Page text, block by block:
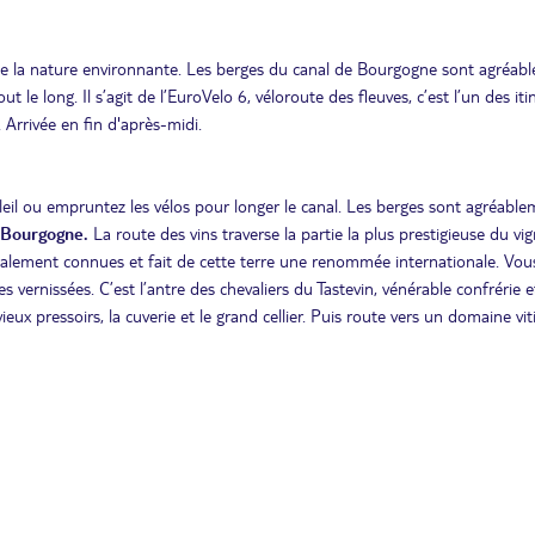
nature environnante. Les berges du canal de Bourgogne sont
long. Il s’agit de l’EuroVelo 6, véloroute des fleuves, c’est l’un des
Arrivée en fin d'après-midi.
ou empruntez les vélos pour longer le canal. Les berges sont
La route des vins traverse la partie la plus prestigieuse du
connues et fait de cette terre une renommée internationale.
C’est l’antre des chevaliers du Tastevin, vénérable confrérie
pressoirs, la cuverie et le grand cellier. Puis route vers un domaine